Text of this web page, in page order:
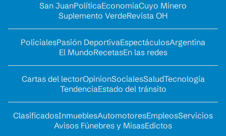
San JuanPolíticaEconomíaCuyo Minero
Suplemento VerdeRevista OH
PolicialesPasión DeportivaEspectáculosArgentina
El MundoRecetasEn las redes
Cartas del lectorOpinionSocialesSaludTecnología
TendenciaEstado del tránsito
ClasificadosInmueblesAutomotoresEmpleosServicios
Avisos Fúnebres y MisasEdictos